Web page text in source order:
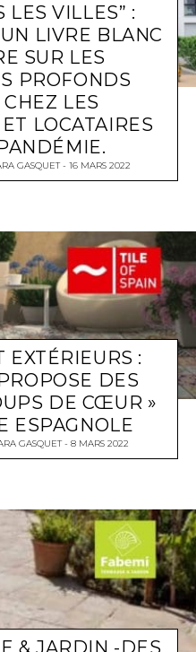
LES VILLES” :
LIVRE BLANC
SUR LES
PROFONDS
LES
LOCATAIRES
GASQUET 16 MARS 2022
:
DES
DE CŒUR »
ESPAGNOLE
GASQUET 8 MARS 2022
& JARDIN -DES